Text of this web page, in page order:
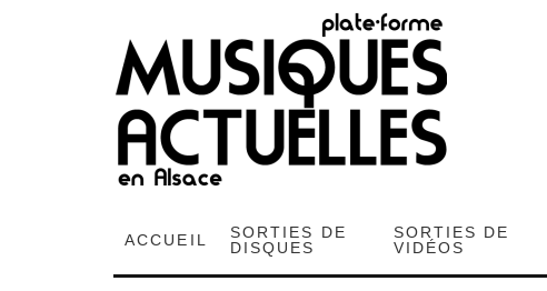
ACCUEIL
SORTIES DE
DISQUES
SORTIES DE
VIDÉOS